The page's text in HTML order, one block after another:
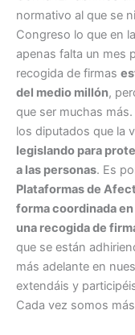
normativo al que se
Congreso lo que en
apenas falta un mes
recogida de firmas
del medio millón,
que ser muchas
los diputados que la
legislando para
a las personas. Es
Plataformas de
forma coordinada
una recogida de
que se están
más adelante en
extendáis y
Cada vez somos